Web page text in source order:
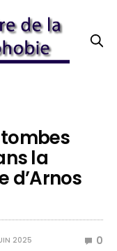
la
d’Arnos
2025 0